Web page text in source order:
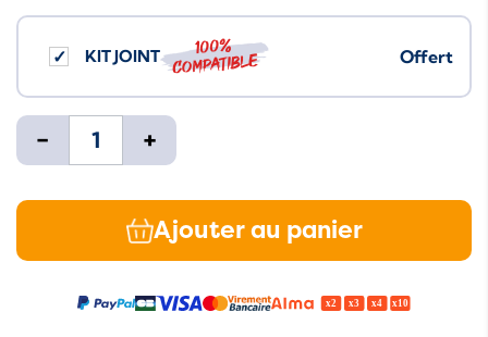
KIT JOINT 100%
compatible Offert
- +
Ajouter au panier